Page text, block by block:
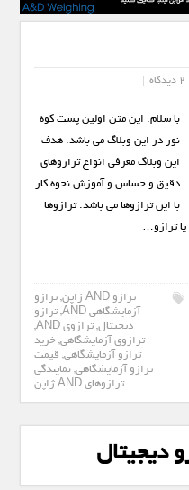
دیجیتال
2 دیدگاه
با سلام. این متن اولین پست کوه
نور در این وبلاگ می باشد. هدف
این وبلاگ معرفی انواع ترازوهای
دقیق و حساس و آموزش نحوه کار
با این ترازوها می باشد. ترازوها
ترازو…
ترازو AND ژاپن ,ترازو
آزمایشگاهی AND
,ترازو
دیجیتال,ترازوی AND
,
ترازوی آزمایشگاهی, خرید
ترازو آزمایشگاهی, قیمت
ترازو آزمایشگاهی, نمایندگی
ترازوهای AND ژاپن